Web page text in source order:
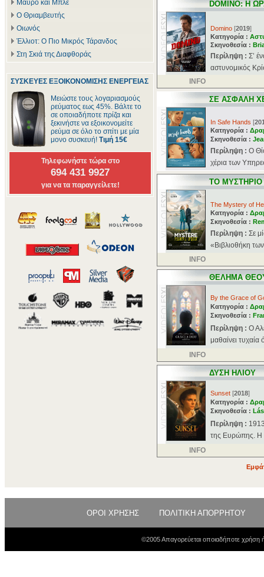
Μαύρο και Μπλε
Ο Θριαμβευτής
Οιωνός
Έλλιοτ: Ο Πιο Μικρός Τάρανδος
Στη Σκιά της Διαφθοράς
ΣΥΣΚΕΥΕΣ ΕΞΟΙΚΟΝΟΜΙΣΗΣ ΕΝΕΡΓΕΙΑΣ
Μειώστε τους λογαριασμούς
ρεύματος εως 45%. Βάλτε το
σε οποιαδήποτε πρίζα και
ξεκινήστε να εξοικονομείτε
ρεύμα σε όλο το σπίτι με μία
μονο συσκευή! Τιμή 15€
Τηλεφωνήστε τώρα στο
694 431 9927
για να τα παραγγείλετε!
DOMINO: Η
Domino [2019]
Κατηγορία :
Σκηνοθεσία :
Περίληψη : Σ’
αστυνομικός
INFO
ΣΕ ΑΣΦΑΛΗ
In Safe Hands [
Κατηγορία :
Σκηνοθεσία :
Περίληψη : Ο
χέρια των
ΤΟ ΜΥΣΤΗΡΙΟ
The Mystery of
Κατηγορία :
Σκηνοθεσία :
Περίληψη : Σε
«Βιβλιοθήκη
INFO
ΘΕΛΗΜΑ
By the Grace of
Κατηγορία :
Σκηνοθεσία :
Περίληψη : Ο
μαθαίνει τυχαία
INFO
ΔΥΣΗ ΗΛΙΟΥ
Sunset [2018]
Κατηγορία :
Σκηνοθεσία :
Περίληψη :
της Ευρώπης. Η
INFO
ΟΡΟΙ ΧΡΗΣΗΣ ΠΟΛΙΤΙΚΗ ΑΠΟΡΡΗΤΟΥ
©2005 Απαγορεύεται οποιαδήποτε χρήση